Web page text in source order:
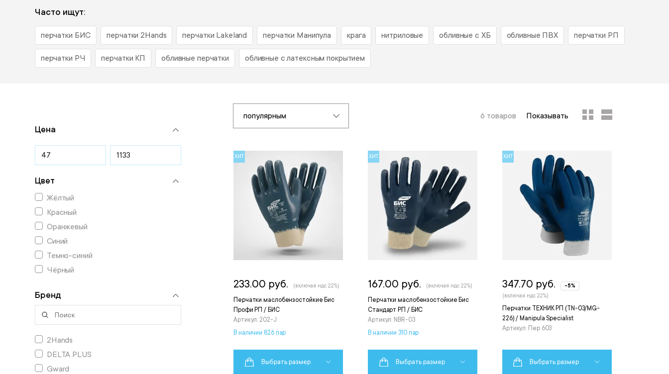
Часто ищут:
перчатки БИС перчатки 2Hands перчатки Lakeland перчатки Манипула крага нитриловые обливные с ХБ обливные ПВХ перчатки РП
перчатки РЧ перчатки КП обливные перчатки обливные с латексным покрытием
Цена
Цвет
Жёлтый
Красный
Оранжевый
Синий
Темно-синий
Чёрный
Бренд
2Hands
DELTA PLUS
Gward
популярным 6 товаров Показывать
ХИТ
Перчатки маслобензостойкие Бис
Профи РП / БИС
Артикул: 202-J
233.00 руб. (включая ндс 22%)
В наличии 826 пар
Выбрать размер
ХИТ
Перчатки маслобензостойкие Бис
Стандарт РП / БИС
Артикул: NBR-03
167.00 руб. (включая ндс 22%)
В наличии 310 пар
Выбрать размер
ХИТ
Перчатки ТЕХНИК РП (TN-03/MG-
226) / Manipula Specialist
Артикул: Пер 603
347.70 руб.
-5%
(включая ндс 22%)
Выбрать размер